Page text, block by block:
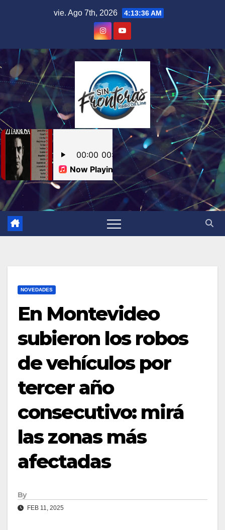
vie. Ago 7th, 2026 4:13:37 AM
NOVEDADES
En Montevideo
subieron los robos
de vehículos por
tercer año
consecutivo: mirá
las zonas más
afectadas
By
FEB 11, 2025